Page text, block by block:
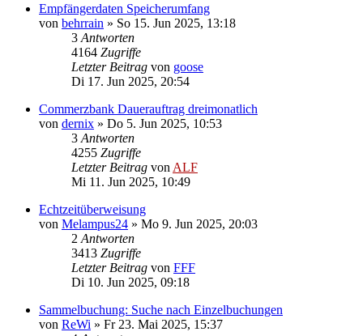
Empfängerdaten Speicherumfang
von behrrain » So 15. Jun 2025, 13:18
3 Antworten
4164 Zugriffe
Letzter Beitrag von goose
Di 17. Jun 2025, 20:54
Commerzbank Dauerauftrag dreimonatlich
von dernix » Do 5. Jun 2025, 10:53
3 Antworten
4255 Zugriffe
Letzter Beitrag von ALF
Mi 11. Jun 2025, 10:49
Echtzeitüberweisung
von Melampus24 » Mo 9. Jun 2025, 20:03
2 Antworten
3413 Zugriffe
Letzter Beitrag von FFF
Di 10. Jun 2025, 09:18
Sammelbuchung: Suche nach Einzelbuchungen
von ReWi » Fr 23. Mai 2025, 15:37